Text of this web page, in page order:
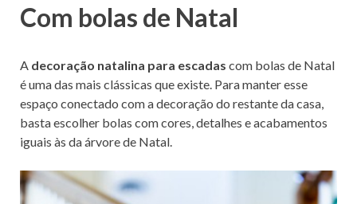
Com bolas de Natal
A decoração natalina para escadas com bolas de Natal
é uma das mais clássicas que existe. Para manter esse
espaço conectado com a decoração do restante da casa,
basta escolher bolas com cores, detalhes e acabamentos
iguais às da árvore de Natal.